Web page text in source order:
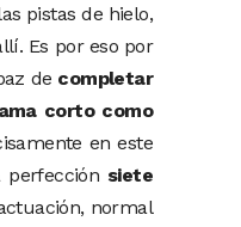
pistas de hielo,
Es por eso por
de completar
corto como
en este
siete
normal